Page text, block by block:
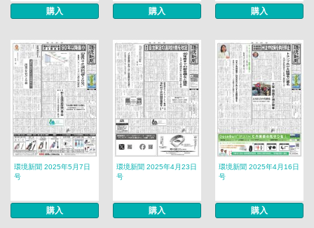
購入 購入 購入
環境新聞 2025年5月7日
号
購入
環境新聞 2025年4月23日
号
購入
環境新聞 2025年4月16日
号
購入